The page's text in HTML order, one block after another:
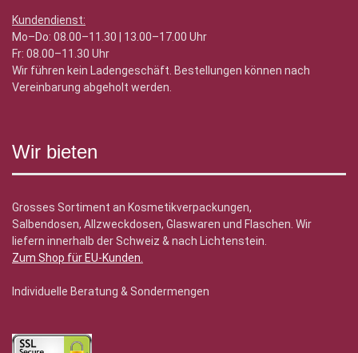
Kundendienst:
Mo–Do: 08.00–11.30 | 13.00–17.00 Uhr
Fr: 08.00–11.30 Uhr
Wir führen kein Ladengeschäft. Bestellungen können nach
Vereinbarung abgeholt werden.
Wir bieten
Grosses Sortiment an Kosmetikverpackungen,
Salbendosen, Allzweckdosen, Glaswaren und Flaschen. Wir
liefern innerhalb der Schweiz & nach Lichtenstein.
Zum Shop für EU-Kunden
Individuelle Beratung & Sondermengen